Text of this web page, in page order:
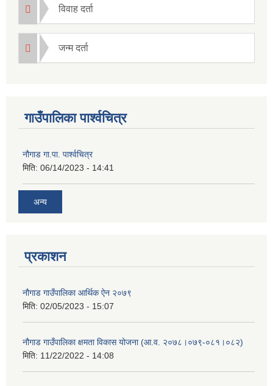
विवाह दर्ता
जन्म दर्ता
गाउँपालिका पार्श्वचित्र
नौगाड गा.पा. पार्श्वचित्र
मिति: 06/14/2023 - 14:41
अन्य
प्रकाशन
नौगाड गाउँपालिका आर्थिक ऐन २०७९
मिति: 02/05/2023 - 15:07
नौगाड गाउँपालिका क्षमता विकास योजना (आ.व. २०७८।०७९-०८१।०८२)
मिति: 11/22/2022 - 14:08